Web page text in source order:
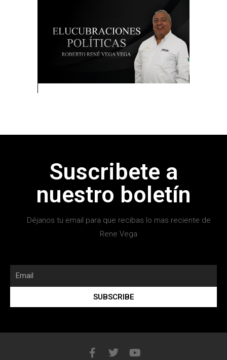
Suscribete a
nuestro boletín
Déjanos tu email para que recibas lo mas reciente de
Rene Vega
SUBSCRIBE